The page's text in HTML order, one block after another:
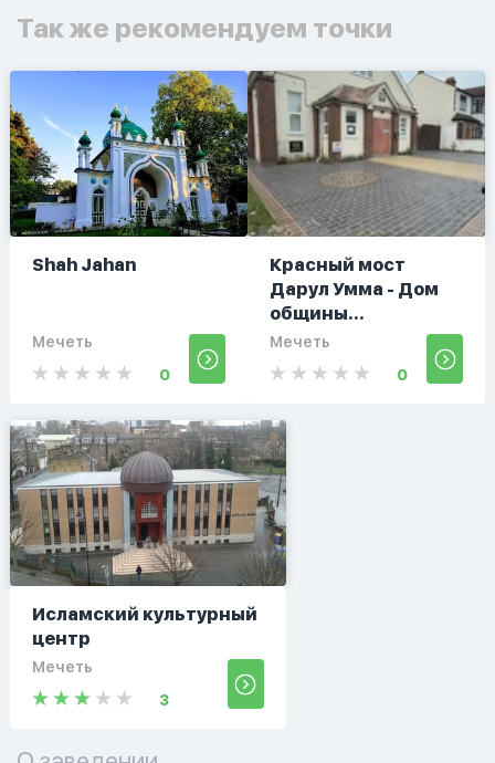
Так же рекомендуем точки
Shah Jahan
Мечеть
0
Красный мост
Дарул Умма - Дом
общины...
Мечеть
0
Исламский культурный
центр
Мечеть
3